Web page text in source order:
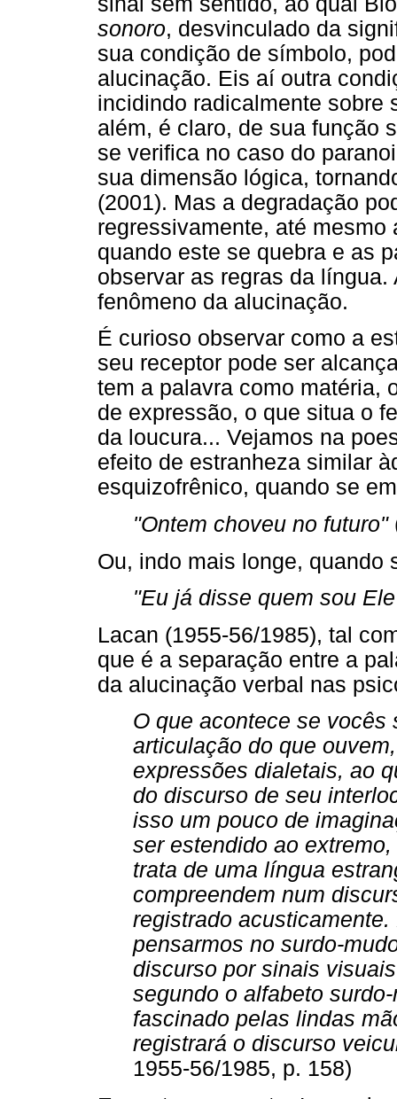
sonoro, desvinculado da
sua condição de símbolo,
alucinação. Eis aí outra
incidindo radicalmente sobre
além, é claro, de sua função
se verifica no caso do
sua dimensão lógica,
(2001). Mas a degradação
regressivamente, até
quando este se quebra e as
observar as regras da
fenômeno da alucinação.
É curioso observar como a
seu receptor pode ser
tem a palavra como matéria,
de expressão, o que situa o
da loucura... Vejamos na
efeito de estranheza similar
esquizofrênico, quando se
"Ontem choveu no futuro"
Ou, indo mais longe, quando
"Eu já disse quem sou
Lacan (1955-56/1985), tal
que é a separação entre a
da alucinação verbal nas
O que acontece se vocês
articulação do que
expressões dialetais, ao
do discurso de seu
isso um pouco de
ser estendido ao
trata de uma língua
compreendem num
registrado
pensarmos no surdo-
discurso por sinais
segundo o alfabeto
fascinado pelas lindas
registrará o discurso
1955-56/1985, p. 158)